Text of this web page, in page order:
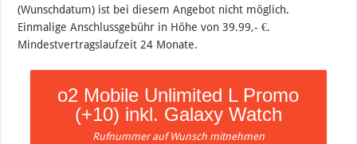
(Wunschdatum) ist bei diesem Angebot nicht möglich.
Einmalige Anschlussgebühr in Höhe von 39.99,- €.
Mindestvertragslaufzeit 24 Monate.
o2 Mobile Unlimited L Promo
(+10) inkl. Galaxy Watch
Rufnummer auf Wunsch mitnehmen